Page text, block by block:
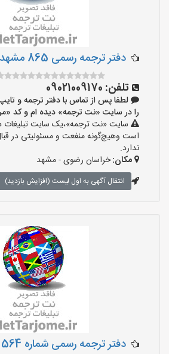
دفتر ترجمه رسمی 865 مشهد
تلفن: 09021009170
لطفا پس از تماس با دفتر ترجمه و
را در سایت «نت ترجمه» دیده ام و کد «مرکز-8» را اعلام
سایت «نت ترجمه»،یک سایت تبلیغات
است وهیچ‌گونه منفعت و مسئولیتی در
ندارد.
مکان:خراسان رضوی - مشهد
انتقال آگهی به اول لیست (افزایش بازدید)
دفتر ترجمه رسمی شماره 564 شیراز